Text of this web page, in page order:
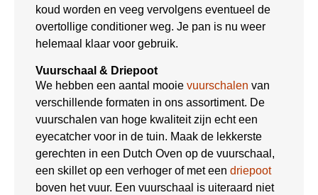
koud worden en veeg vervolgens eventueel de
overtollige conditioner weg. Je pan is nu weer
helemaal klaar voor gebruik.
Vuurschaal & Driepoot
We hebben een aantal mooie vuurschalen van
verschillende formaten in ons assortiment. De
vuurschalen van hoge kwaliteit zijn echt een
eyecatcher voor in de tuin. Maak de lekkerste
gerechten in een Dutch Oven op de vuurschaal,
een skillet op een verhoger of met een driepoot
boven het vuur. Een vuurschaal is uiteraard niet